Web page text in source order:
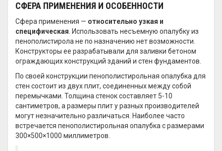
СФЕРА ПРИМЕНЕНИЯ И ОСОБЕННОСТИ
Сфера применения — относительно узкая и
специфическая. Использовать несъемную опалубку из
пенополистирола не по назначению нет возможности.
Конструкторы ее разрабатывали для заливки бетоном
ограждающих конструкций зданий и стен фундаментов.
По своей конструкции пенополистирольная опалубка для
стен состоит из двух плит, соединенных между собой
перемычками. Толщина стенок составляет 5-10
сантиметров, а размеры плит у разных производителей
могут незначительно различаться. Наиболее часто
встречается пенополистирольная опалубка с размерами
300×500×1000 миллиметров.